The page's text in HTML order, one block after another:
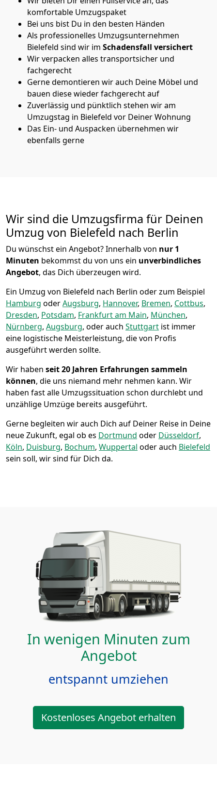
komfortable Umzugspaket
Bei uns bist Du in den besten Händen
Als professionelles Umzugsunternehmen
Bielefeld sind wir im Schadensfall versichert
Wir verpacken alles transportsicher und
fachgerecht
Gerne demontieren wir auch Deine Möbel und
bauen diese wieder fachgerecht auf
Zuverlässig und pünktlich stehen wir am
Umzugstag in Bielefeld vor Deiner Wohnung
Das Ein- und Auspacken übernehmen wir
ebenfalls gerne
Wir sind die Umzugsfirma für Deinen
Umzug von Bielefeld nach Berlin
Du wünschst ein Angebot? Innerhalb von nur 1
Minuten bekommst du von uns ein unverbindliches
Angebot, das Dich überzeugen wird.
Ein Umzug von Bielefeld nach Berlin oder zum Beispiel
Hamburg oderAugsburg, Hannover, Bremen, Cottbus,
Dresden, Potsdam, Frankfurt am Main, München,
Nürnberg, Augsburg, oder auch Stuttgart ist immer
eine logistische Meisterleistung, die von Profis
ausgeführt werden sollte.
Wir haben seit20 Jahren Erfahrungen sammeln
können, die uns niemand mehr nehmen kann. Wir
haben fast alle Umzugssituation schon durchlebt und
unzählige Umzüge bereits ausgeführt.
Gerne begleiten wir auch Dich auf Deiner Reise in Deine
neue Zukunft, egal ob es Dortmund oder Düsseldorf,
Köln, Duisburg, Bochum, Wuppertal oder auch Bielefeld
sein soll, wir sind für Dich da.
In wenigen Minuten zum
Angebot
entspannt umziehen
Kostenloses Angebot erhalten